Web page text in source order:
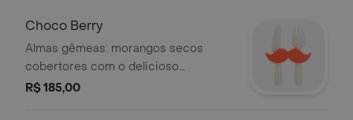
Choco Berry
Almas gêmeas: morangos secos
cobertores com o delicioso
chocolate meio amargo e um toque
R$ 185,00